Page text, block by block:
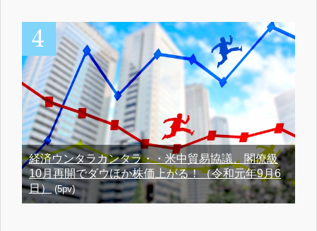
経済ウンタラカンタラ・・米中貿易協議、閣僚級
10月再開でダウほか株価上がる！（令和元年9月6
日）(5pv)